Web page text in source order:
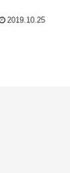
2019.10.25